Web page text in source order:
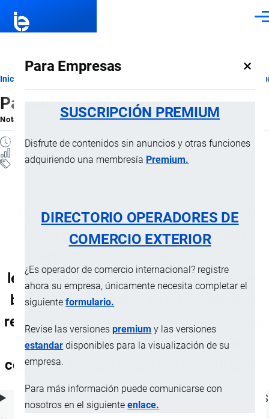
Para Empresas ×
SUSCRIPCIÓN PREMIUM
Disfrute de contenidos sin anuncios y otras funciones
adquiriendo una membresía Premium.
DIRECTORIO OPERADORES DE
COMERCIO EXTERIOR
¿Es operador de comercio internacional? registre
ahora su empresa, únicamente necesita completar el
siguienteformulario.
Revise las versionespremium y las versiones
estandar disponibles para la visualización de su
empresa.
Para más información puede comunicarse con
nosotros en el siguienteenlace.
Ruta
de
navegación
Inicio
Partida 44.09
Nota ExplicativaporImportaciones …, 19 Julio, 2024
5 MINUTOS
Notas Explicativas
44.09 Madera (incluidas las tablillas y
frisos para parqués, sin ensamblar)
lengüetas, ranuras, rebajes, acanalados,
biselados, con juntas en v, moldurados,
redondeados o similares) en una o varias
caras, cantos o extremos, incluso
cepillada, lijada o unida por los extremos
ÍNDICE DE CONTENIDOS